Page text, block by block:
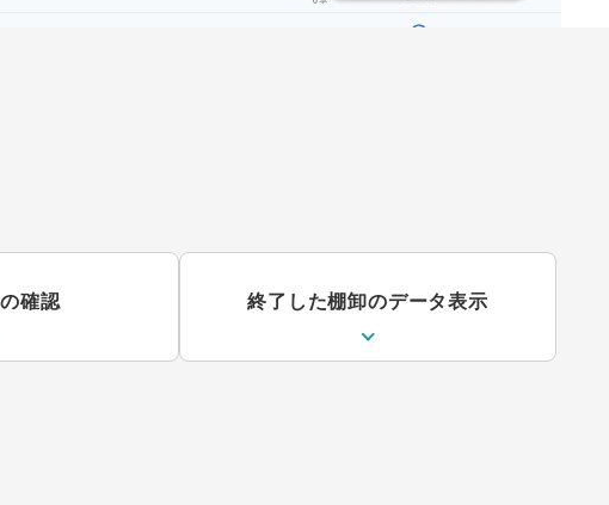
確認 終了した棚卸のデータ表示